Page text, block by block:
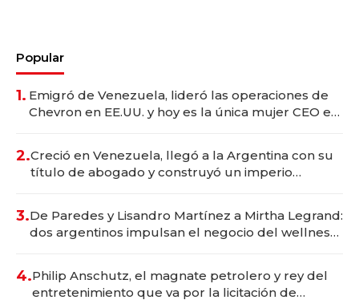
Popular
1. Emigró de Venezuela, lideró las operaciones de
Chevron en EE.UU. y hoy es la única mujer CEO en
2.Creció en Venezuela, llegó a la Argentina con su
título de abogado y construyó un imperio
3.De Paredes y Lisandro Martínez a Mirtha Legrand:
dos argentinos impulsan el negocio del wellness
4.Philip Anschutz, el magnate petrolero y rey del
entretenimiento que va por la licitación de